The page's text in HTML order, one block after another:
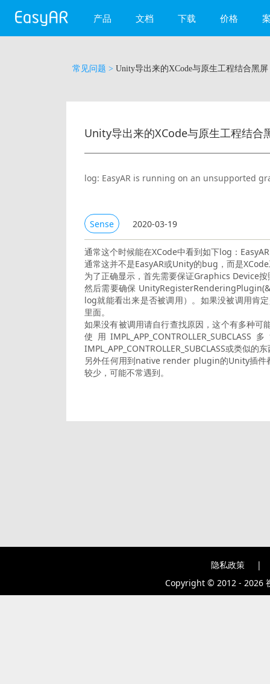
产品
EasyAR Sense
文档 下载 价格
常见问题 > Unity导出来的XCode与原生工程结合黑
Unity导出来的XCode与原生工程结合
log: EasyAR is running on an unsupported
Sense 2020-03-19
通常这个时候能在XCode中看到如下log：
通常这并不是EasyAR或Unity的bug，而是
为了正确显示，首先需要保证Graphics Device按
然后需要确保
log就能看出来是否被调用）。如果没被调用肯
里面。
如果没有被调用请自行查找原因，这个有多种可
使用
IMPL_APP_CONTROLLER_SUBCLASS或类似
另外任何用到native render plugin的Unity插
较少，可能不常遇到。
隐私政策
|
Copyright © 2012 - 2026